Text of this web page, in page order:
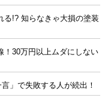
る!? 知らなきゃ大損の塗装
！30万円以上ムダにしない
」で失敗する人が続出！